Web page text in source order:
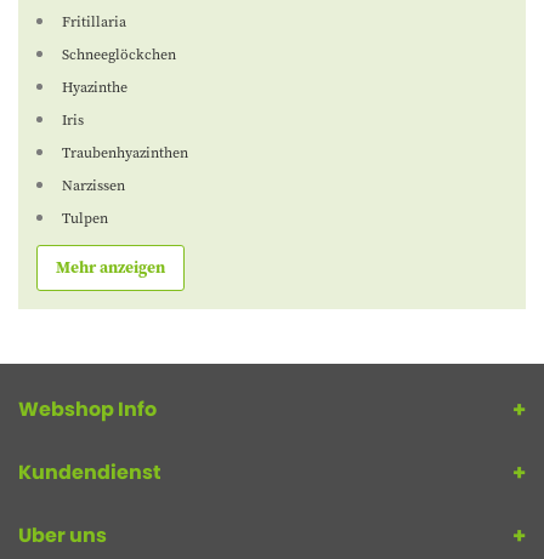
Fritillaria
Schneeglöckchen
Hyazinthe
Iris
Traubenhyazinthen
Narzissen
Tulpen
Mehr anzeigen
Webshop Info
Kundendienst
Uber uns